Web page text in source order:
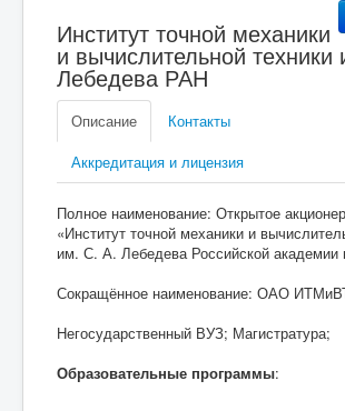
Институт точной механики
и вычислительной техники
Лебедева РАН
Описание
Контакты
Аккредитация и лицензия
Полное наименование: Открытое
«Институт точной механики и
им. С. А. Лебедева Российской академии
Сокращённое наименование: ОАО
Негосударственный ВУЗ; Магистратура;
Образовательные программы: